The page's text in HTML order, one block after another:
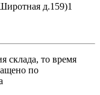
д.159)1
склада, то время
по